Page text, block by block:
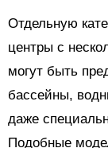
Отдельную
центры с
могут быть
бассейны,
даже
Подобные